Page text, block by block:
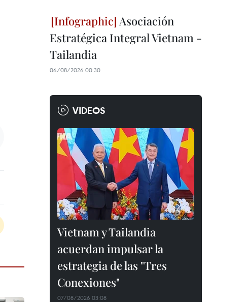
Asociación
Estratégica Integral Vietnam -
Tailandia
06/08/2026 00:30
VIDEOS
Vietnam y Tailandia
acuerdan impulsar la
estrategia de las "Tres
Conexiones"
07/08/2026 03:08